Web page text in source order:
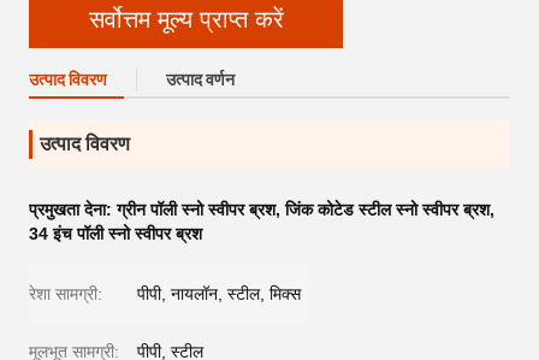
सर्वोत्तम मूल्य प्राप्त करें
उत्पाद विवरण उत्पाद वर्णन
उत्पाद विवरण
प्रमुखता देना:ग्रीन पॉली स्नो स्वीपर ब्रश,जिंक कोटेड स्टील स्नो स्वीपर ब्रश,
34 इंच पॉली स्नो स्वीपर ब्रश
रेशा सामग्री: पीपी, नायलॉन, स्टील, मिक्स
मूलभूत सामग्री: पीपी, स्टील